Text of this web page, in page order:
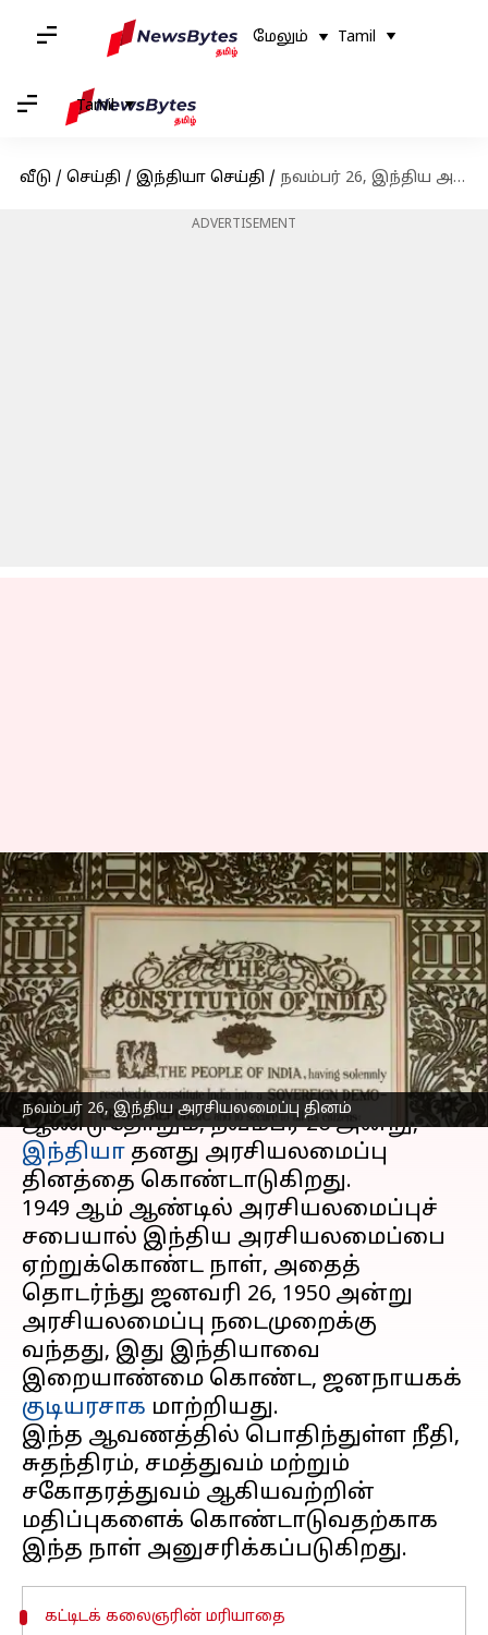
மேலும் Tamil
Tamil
வீடு / செய்தி / இந்தியா செய்தி / நவம்பர் 26, இந்திய அரசியலமைப்பு தினம்: வரலாறு மற்றும் முக்கியத்துவம்
ADVERTISEMENT
நவம்பர் 26, இந்திய அரசியலமைப்பு தினம்
நவம்பர் 26, இந்திய
அரசியலமைப்பு தினம்:
வரலாறு மற்றும்
முக்கியத்துவம்
எழுதியவர் Venkatalakshmi V Nov 25, 2024 06:32 pm
செய்தி முன்னோட்டம்
ஆண்டுதோறும், நவம்பர் 26 அன்று,
இந்தியா தனது அரசியலமைப்பு
தினத்தை கொண்டாடுகிறது.
1949 ஆம் ஆண்டில் அரசியலமைப்புச்
சபையால் இந்திய அரசியலமைப்பை
ஏற்றுக்கொண்ட நாள், அதைத்
தொடர்ந்து ஜனவரி 26, 1950 அன்று
அரசியலமைப்பு நடைமுறைக்கு
வந்தது, இது இந்தியாவை
இறையாண்மை கொண்ட, ஜனநாயகக்
குடியரசாக மாற்றியது.
இந்த ஆவணத்தில் பொதிந்துள்ள நீதி,
சுதந்திரம், சமத்துவம் மற்றும்
சகோதரத்துவம் ஆகியவற்றின்
மதிப்புகளைக் கொண்டாடுவதற்காக
கட்டிடக் கலைஞரின் மரியாதை